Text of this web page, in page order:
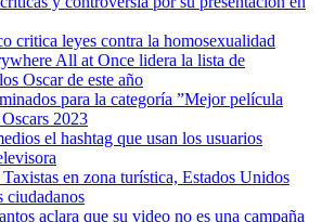
critica leyes contra la homosexualidad
All at Once lidera la lista de
Oscar de este año
para la categoría ”Mejor película
2023
el hashtag que usan los usuarios
en zona turística, Estados Unidos
ciudadanos
aclara que su video no es una campaña